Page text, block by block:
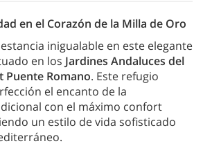
en el Corazón de la Milla de Oro
inigualable en este elegante
en los Jardines Andaluces del
Puente Romano. Este refugio
el encanto de la
con el máximo confort
un estilo de vida sofisticado